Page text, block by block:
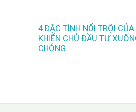
4 ĐẶC TÍNH NỔI TRỘI CỦA
KHIẾN CHỦ ĐẦU TƯ
CHÓNG